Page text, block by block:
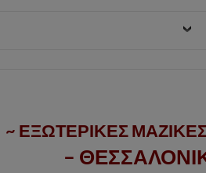
~ ΕΞΩΤΕΡΙΚΕΣ
–